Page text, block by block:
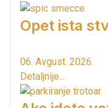
Opet ista
06. Avgust. 2026.
Detaljnije...